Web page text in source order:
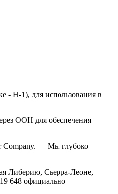
- Н-1), для использования в
ООН для обеспечения
Company. — Мы глубоко
Либерию, Сьерра-Леоне,
648 официально